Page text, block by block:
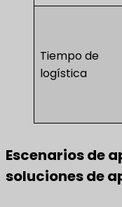
Tiempo de
logística
Escenarios de
soluciones de